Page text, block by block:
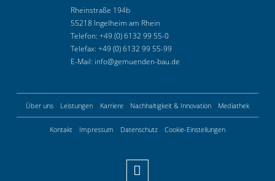
Rheinstraße 194b
55218 Ingelheim am Rhein
Telefon:+49 (0) 6132 99 55-0
Telefax:+49 (0) 6132 99 55-99
E-Mail: info@gemuenden-bau.de
Über uns Leistungen Karriere Nachhaltigkeit & Innovation Mediathek
Kontakt Impressum Datenschutz Cookie-Einstellungen